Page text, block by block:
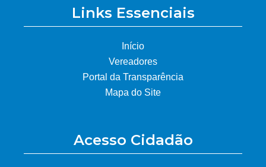
Links Essenciais
Início
Vereadores
Portal da Transparência
Mapa do Site
Acesso Cidadão